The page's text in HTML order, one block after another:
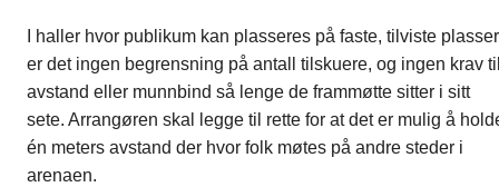
I haller hvor publikum kan plasseres på faste, tilviste plasser
er det ingen begrensning på antall tilskuere, og ingen krav
avstand eller munnbind så lenge de frammøtte sitter i sitt
sete. Arrangøren skal legge til rette for at det er mulig å
én meters avstand der hvor folk møtes på andre steder i
arenaen.